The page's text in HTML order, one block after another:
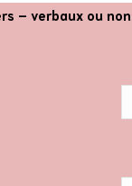
– verbaux ou